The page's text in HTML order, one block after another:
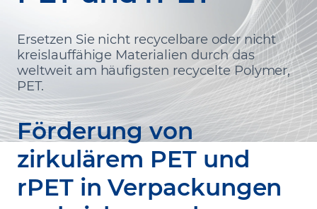
Ersetzen Sie nicht recycelbare oder nicht
kreislauffähige Materialien durch das
weltweit am häufigsten recycelte Polymer,
PET.
Förderung von
zirkulärem PET und
rPET in Verpackungen